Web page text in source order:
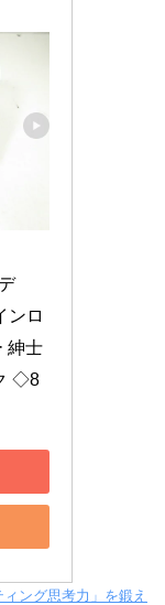
ンロ
紳士
◇8
ング思考力」を鍛え